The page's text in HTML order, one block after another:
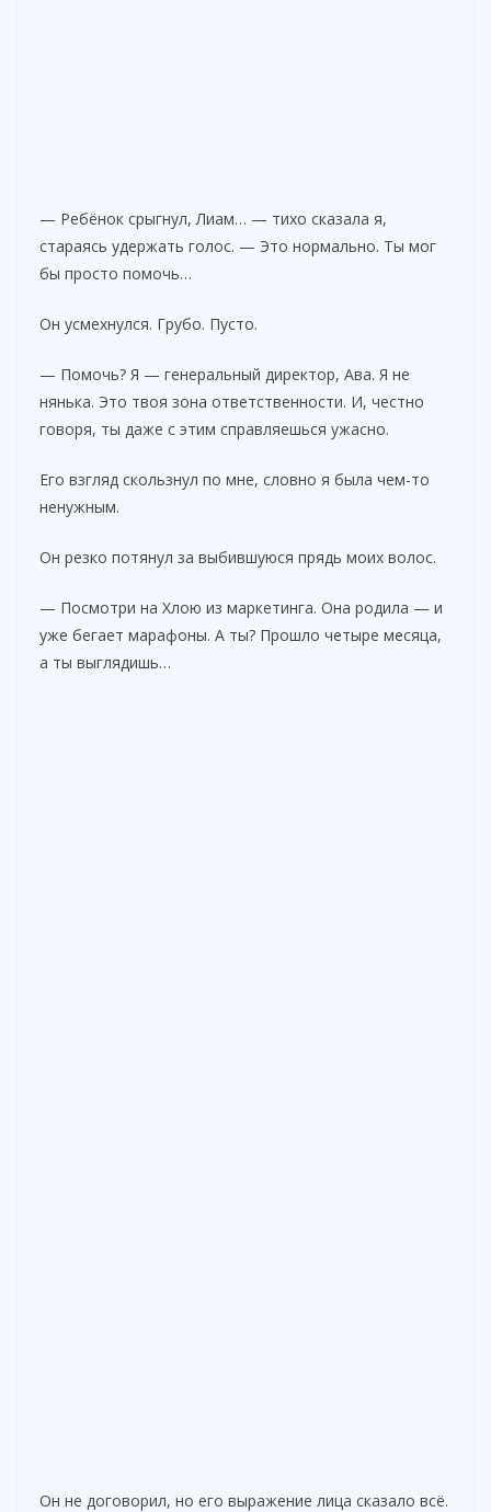
— Ребёнок срыгнул, Лиам… — тихо сказала я,
стараясь удержать голос. — Это нормально. Ты мог
бы просто помочь…
Он усмехнулся. Грубо. Пусто.
— Помочь? Я — генеральный директор, Ава. Я не
нянька. Это твоя зона ответственности. И, честно
говоря, ты даже с этим справляешься ужасно.
Его взгляд скользнул по мне, словно я была чем-то
ненужным.
Он резко потянул за выбившуюся прядь моих волос.
— Посмотри на Хлою из маркетинга. Она родила — и
уже бегает марафоны. А ты? Прошло четыре месяца,
а ты выглядишь…
Он не договорил, но его выражение лица сказало всё.